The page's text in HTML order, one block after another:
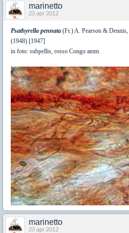
marinetto
23 apr 2012
Psathyrella pennata (Fr.) A. Pearson & Dennis,
(1948) [1947]
in foto: subpellis, rosso Congo amm.
marinetto
23 apr 2012